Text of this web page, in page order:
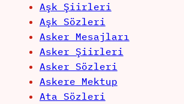
Aşk Şiirleri
Aşk Sözleri
Asker Mesajları
Asker Şiirleri
Asker Sözleri
Askere Mektup
Ata Sözleri